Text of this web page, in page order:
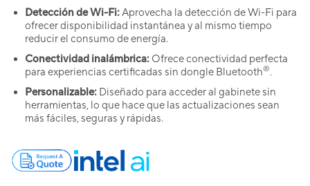
Detección de Wi-Fi:Aprovecha la detección de Wi-Fi para
ofrecer disponibilidad instantánea y al mismo tiempo
reducir el consumo de energía.
Conectividad inalámbrica: Ofrece conectividad perfecta
para experiencias certificadas sin dongle Bluetooth®.
Personalizable: Diseñado para acceder al gabinete sin
herramientas, lo que hace que las actualizaciones sean
más fáciles, seguras y rápidas.